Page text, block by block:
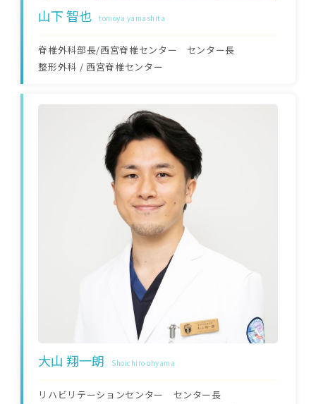
山下 智也 tomoya yamashita
脊椎外科部長/西宮脊椎センター センター長
整形外科 / 西宮脊椎センター
大山 翔一朗 Shoichiro ohyama
リハビリテーションセンター センター長